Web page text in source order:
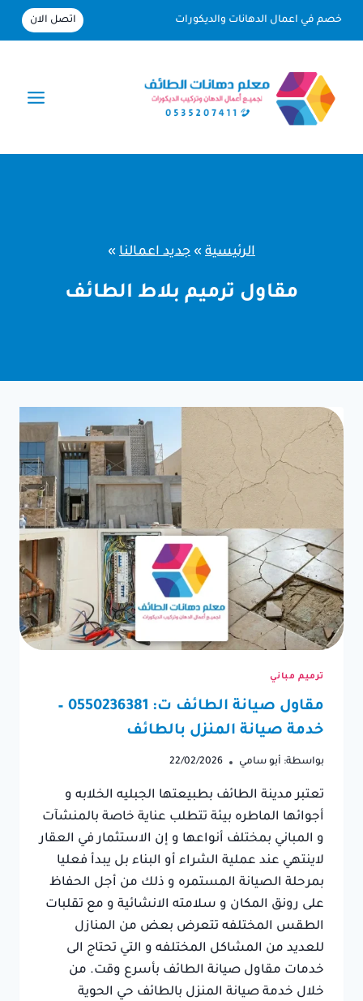
خصم في اعمال الدهانات والديكورات اتصل الان
الرئيسية » جديد اعمالنا »
مقاول ترميم بلاط الطائف
ترميم مباني
مقاول صيانة الطائف ت: 0550236381 –
خدمة صيانة المنزل بالطائف
بواسطة: أبو سامي 22/02/2026
تعتبر مدينة الطائف بطبيعتها الجبليه الخلابه و
أجوائها الماطره بيئة تتطلب عناية خاصة بالمنشآت
و المباني بمختلف أنواعها و إن الاستثمار في العقار
لاينتهي عند عملية الشراء أو البناء بل يبدأ فعليا
بمرحلة الصيانة المستمره و ذلك من أجل الحفاظ
على رونق المكان و سلامته الانشائية و مع تقلبات
الطقس المختلفه تتعرض بعض من المنازل
للعديد من المشاكل المختلفه و التي تحتاج الى
خدمات مقاول صيانة الطائف بأسرع وقت. من
خلال خدمة صيانة المنزل بالطائف حي الحوية